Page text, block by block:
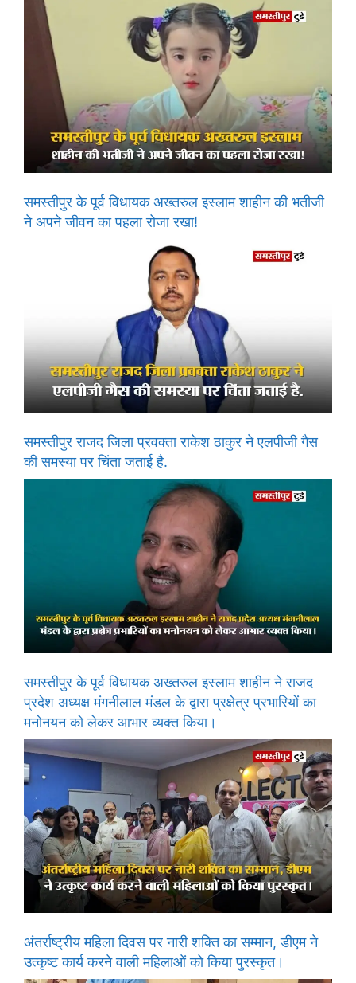
समस्तीपुर के पूर्व विधायक अख्तरुल इस्लाम शाहीन की भतीजी
ने अपने जीवन का पहला रोजा रखा!
समस्तीपुर राजद जिला प्रवक्ता राकेश ठाकुर ने एलपीजी गैस
की समस्या पर चिंता जताई है.
समस्तीपुर के पूर्व विधायक अख्तरुल इस्लाम शाहीन ने राजद
प्रदेश अध्यक्ष मंगनीलाल मंडल के द्वारा प्रक्षेत्र प्रभारियों का
मनोनयन को लेकर आभार व्यक्त किया।
अंतर्राष्ट्रीय महिला दिवस पर नारी शक्ति का सम्मान, डीएम ने
उत्कृष्ट कार्य करने वाली महिलाओं को किया पुरस्कृत।